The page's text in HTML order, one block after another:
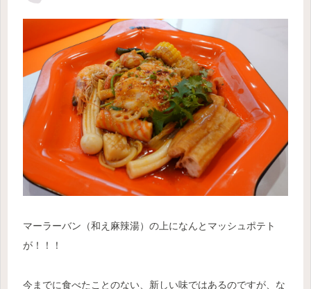
マーラーバン（和え麻辣湯）の上になんとマッシュポテト
が！！！
今までに食べたことのない、新しい味ではあるのですが、な